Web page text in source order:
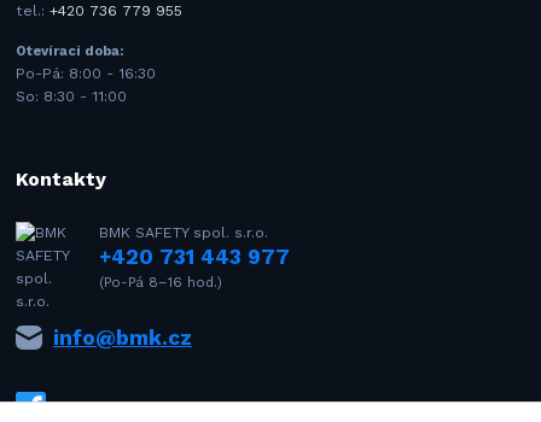
tel.:+420 736 779 955
Otevírací doba:
Po-Pá: 8:00 - 16:30
So: 8:30 - 11:00
Kontakty
BMK SAFETY spol. s.r.o.
+420 731 443 977
(Po-Pá 8–16 hod.)
info@bmk.cz